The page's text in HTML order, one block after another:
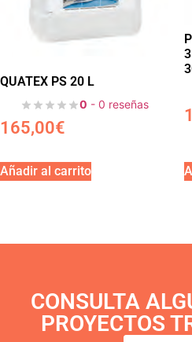
QUATEX PS 20 L
0 - 0 reseñas
165,00€
Añadir al carrito
CONSULTA
PROYECTOS